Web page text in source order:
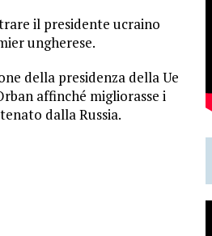
il presidente ucraino
ungherese.
della presidenza della Ue
affinché migliorasse i
dalla Russia.